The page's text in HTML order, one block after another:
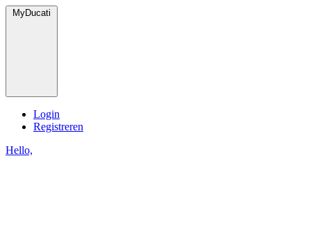
MyDucati
Login
Registreren
Hello,